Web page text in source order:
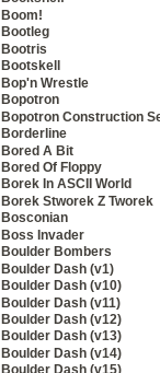
Boom!
Bootleg
Bootris
Bootskell
Bop'n Wrestle
Bopotron
Bopotron Construction
Borderline
Bored A Bit
Bored Of Floppy
Borek In ASCII World
Borek Stworek Z Tworek
Bosconian
Boss Invader
Boulder Bombers
Boulder Dash (v1)
Boulder Dash (v10)
Boulder Dash (v11)
Boulder Dash (v12)
Boulder Dash (v13)
Boulder Dash (v14)
Boulder Dash (v15)